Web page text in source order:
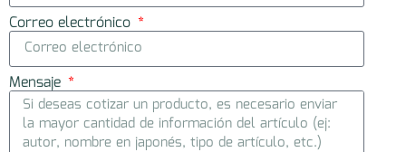
Correo electrónico
Mensaje